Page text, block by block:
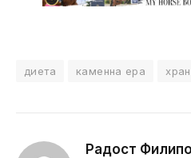
диета каменна ера
Радост